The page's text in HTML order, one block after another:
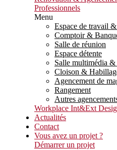
Professionnels
Menu
Espace de travail
Comptoir &
Salle de réunion
Espace détente
Salle multimédia
Cloison &
Agencement de
Rangement
Autres
Workplace Int&Ext
Actualités
Contact
Vous avez un projet ?
Démarrer un projet